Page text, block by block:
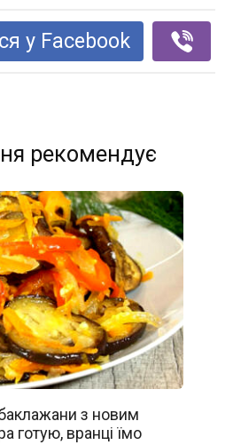
у Facebook
рекомендує
з новим
готую, вранці їмо